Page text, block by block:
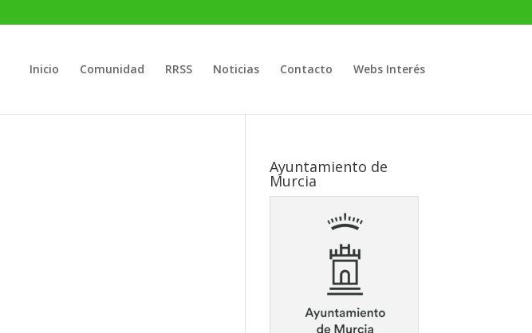
Inicio Comunidad RRSS Noticias Contacto Webs Interés
Ayuntamiento de
Murcia